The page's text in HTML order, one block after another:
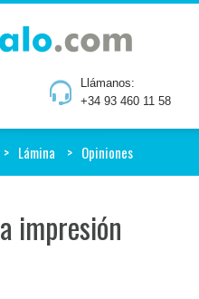
Llámanos:
+34 93 460 11 58
Lámina Opiniones
impresión